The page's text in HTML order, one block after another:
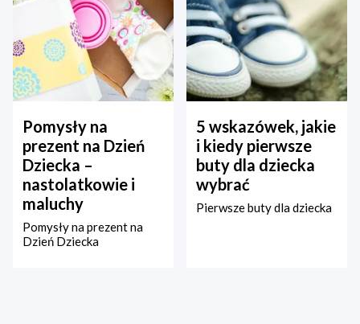
Pomysły na
prezent na Dzień
Dziecka –
nastolatkowie i
maluchy
Pomysły na prezent na
Dzień Dziecka
5 wskazówek, jakie
i kiedy pierwsze
buty dla dziecka
wybrać
Pierwsze buty dla dziecka